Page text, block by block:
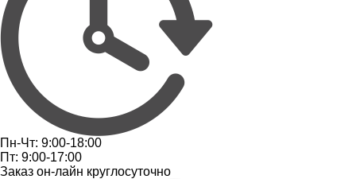
Пн-Чт: 9:00-18:00
Пт: 9:00-17:00
Заказ он-лайн круглосуточно